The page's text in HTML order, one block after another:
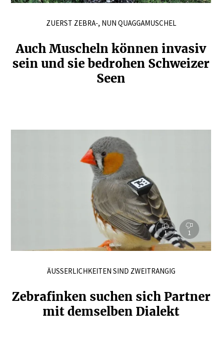
ZUERST ZEBRA-, NUN QUAGGAMUSCHEL
Auch Muscheln können invasiv
sein und sie bedrohen Schweizer
Seen
1 1
ÄUSSERLICHKEITEN SIND ZWEITRANGIG
Zebra­finken suchen sich Partner
mit demselben Dialekt